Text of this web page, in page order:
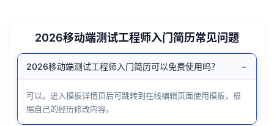
2026移动端测试工程师入门简历常见问题
2026移动端测试工程师入门简历可以免费使用吗？ −
可以。进入模板详情页后可跳转到在线编辑页面使用模板，根
据自己的经历修改内容。